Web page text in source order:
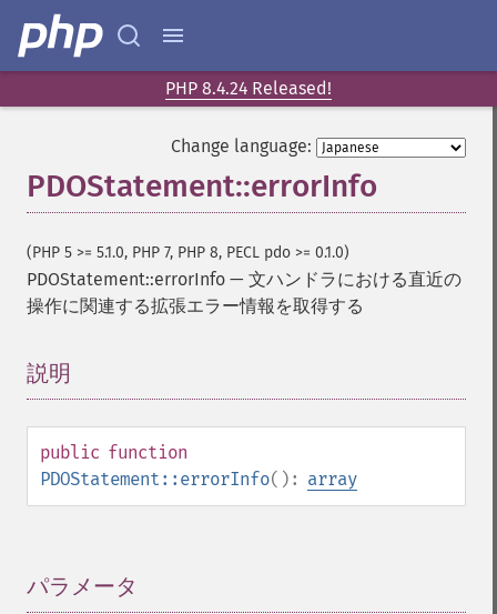
PHP 8.4.24 Released!
Change language:
PDOStatement::errorInfo
(PHP 5 >= 5.1.0, PHP 7, PHP 8, PECL pdo >= 0.1.0)
PDOStatement::errorInfo — 文ハンドラにおける直近の
操作に関連する拡張エラー情報を取得する
説明
public function
PDOStatement::errorInfo(): array
パラメータ